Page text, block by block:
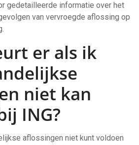
gedetailleerde informatie over het
van vervroegde aflossing op
er als ik
niet kan
ING?
aflossingen niet kunt voldoen